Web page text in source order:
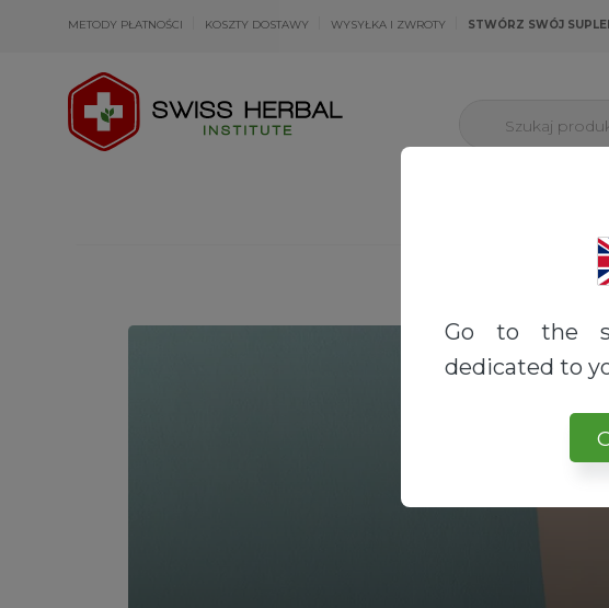
Go to the
dedicated to
METODY PŁATNOŚCI KOSZTY DOSTAWY WYSYŁKA I ZWROTY STWÓRZ SWÓJ
Szukaj